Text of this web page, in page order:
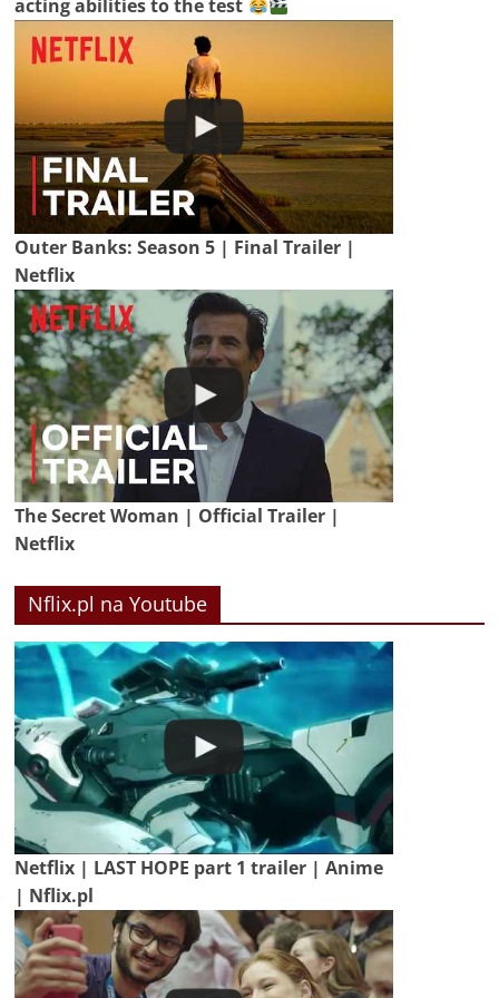
acting abilities to the test
Outer Banks: Season 5 | Final Trailer |
Netflix
The Secret Woman | Official Trailer |
Netflix
Nflix.pl na Youtube
Netflix | LAST HOPE part 1 trailer | Anime
| Nflix.pl